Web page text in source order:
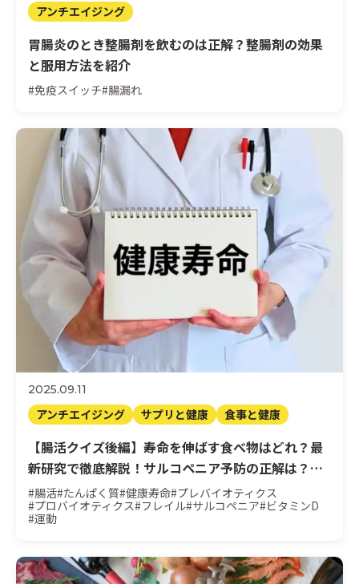
アンチエイジング
胃腸炎のとき整腸剤を飲むのは正解？整腸剤の効果
と服用方法を紹介
#免疫スイッチ#腸漏れ
2025.09.11
アンチエイジング サプリと健康 食事と健康
【腸活クイズ後編】寿命を伸ばす食べ物はどれ？最
新研究で徹底解説！サルコペニア予防の正解は？
後編
#腸活#たんぱく質#健康寿命#プレバイオティクス
#プロバイオティクス#フレイル#サルコペニア#ビタミンD
#運動